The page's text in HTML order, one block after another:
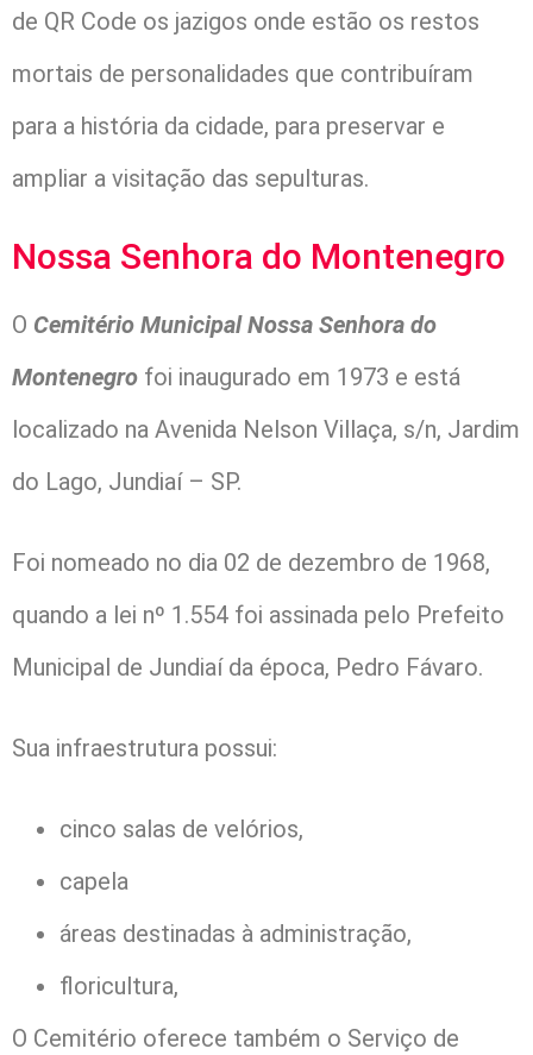
de QR Code os jazigos onde estão os restos
mortais de personalidades que contribuíram
para a história da cidade, para preservar e
ampliar a visitação das sepulturas.
Nossa Senhora do Montenegro
O Cemitério Municipal Nossa Senhora do
Montenegro foi inaugurado em 1973 e está
localizado na Avenida Nelson Villaça, s/n, Jardim
do Lago, Jundiaí – SP.
Foi nomeado no dia 02 de dezembro de 1968,
quando a lei nº 1.554 foi assinada pelo Prefeito
Municipal de Jundiaí da época, Pedro Fávaro.
Sua infraestrutura possui:
cinco salas de velórios,
capela
áreas destinadas à administração,
floricultura,
O Cemitério oferece também o Serviço de